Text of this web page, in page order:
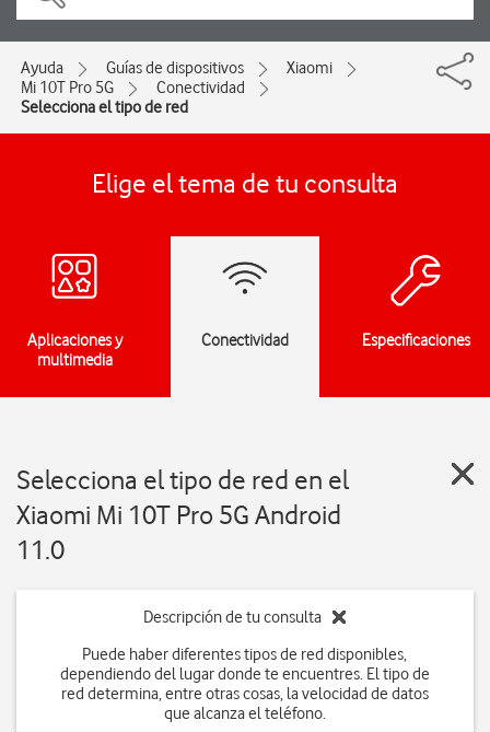
Ayuda Guías de dispositivos
Xiaomi
Mi 10T Pro 5G
Conectividad
Selecciona el tipo de red
Elige el tema de tu consulta
Aplicaciones y
multimedia
Conectividad Especificaciones
Selecciona el tipo de red en el
Xiaomi Mi 10T Pro 5G Android
11.0
Descripción de tu consulta
Puede haber diferentes tipos de red disponibles,
dependiendo del lugar donde te encuentres. El tipo de
red determina, entre otras cosas, la velocidad de datos
que alcanza el teléfono.